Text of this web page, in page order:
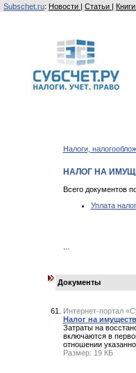
Subschet.ru: Новости | Статьи |
Налоги,
НАЛОГ НА
Всего документов
Уплата
Документы
Интернет-портал
Налог на
Затраты на
включаются в
отношении
Размер: 19 КБ